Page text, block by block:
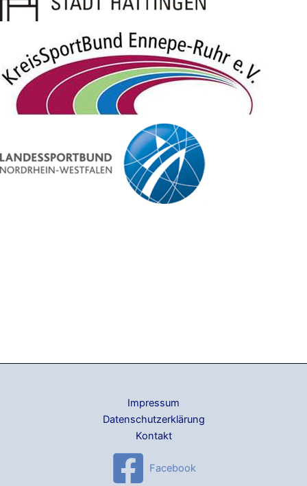
Impressum
Datenschutzerklärung
Kontakt
Facebook